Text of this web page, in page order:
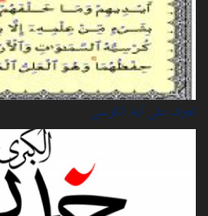
تعرف على آية الكرسي